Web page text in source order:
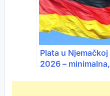
Plata u Njemačkoj
2026 – minimalna,